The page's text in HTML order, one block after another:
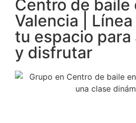
Centro de baile
Valencia |
tu espacio
y disfrutar